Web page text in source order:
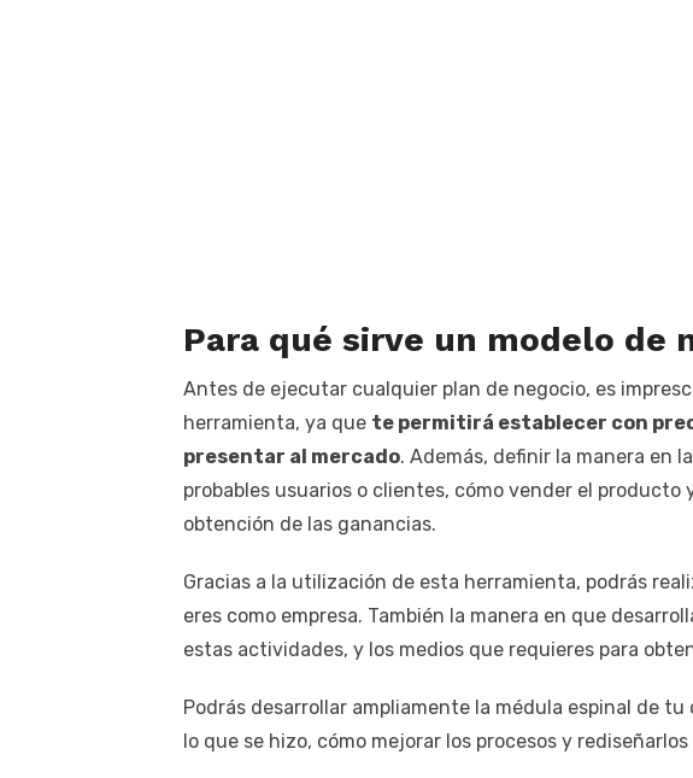
Para qué sirve un modelo de
Antes de ejecutar cualquier plan de negocio, es
herramienta, ya que te permitirá establecer con
presentar al mercado. Además, definir la manera en
probables usuarios o clientes, cómo vender el producto
obtención de las ganancias.
Gracias a la utilización de esta herramienta, podrás
eres como empresa. También la manera en que
estas actividades, y los medios que requieres para
Podrás desarrollar ampliamente la médula espinal de
lo que se hizo, cómo mejorar los procesos y